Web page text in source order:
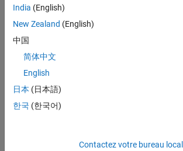
India (English)
New Zealand (English)
中国
简体中文
English
日本 (日本語)
한국 (한국어)
Contactez votre bureau local